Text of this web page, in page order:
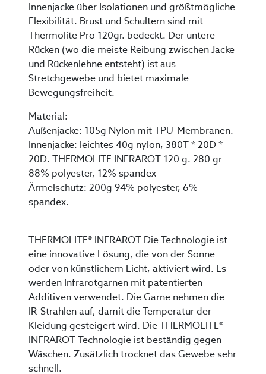
Innenjacke über Isolationen und größtmögliche
Flexibilität. Brust und Schultern sind mit
Thermolite Pro 120gr. bedeckt. Der untere
Rücken (wo die meiste Reibung zwischen Jacke
und Rückenlehne entsteht) ist aus
Stretchgewebe und bietet maximale
Bewegungsfreiheit.
Material:
Außenjacke: 105g Nylon mit TPU-Membranen.
Innenjacke: leichtes 40g nylon, 380T * 20D *
20D. THERMOLITE INFRAROT 120 g. 280 gr
88% polyester, 12% spandex
Ärmelschutz: 200g 94% polyester, 6%
spandex.
THERMOLITE® INFRAROT Die Technologie ist
eine innovative Lösung, die von der Sonne
oder von künstlichem Licht, aktiviert wird. Es
werden Infrarotgarnen mit patentierten
Additiven verwendet. Die Garne nehmen die
IR-Strahlen auf, damit die Temperatur der
Kleidung gesteigert wird. Die THERMOLITE®
INFRAROT Technologie ist beständig gegen
Wäschen. Zusätzlich trocknet das Gewebe sehr
schnell.